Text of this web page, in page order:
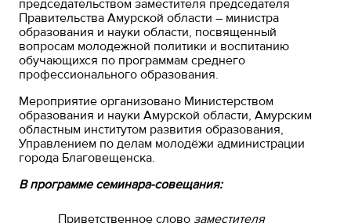
председательством заместителя председателя
Правительства Амурской области – министра
образования и науки области, посвященный
вопросам молодежной политики и воспитанию
обучающихся по программам среднего
профессионального образования.
Мероприятие организовано Министерством
образования и науки Амурской области, Амурским
областным институтом развития образования,
Управлением по делам молодёжи администрации
города Благовещенска.
В программе семинара-совещания:
Приветственное слово заместителя